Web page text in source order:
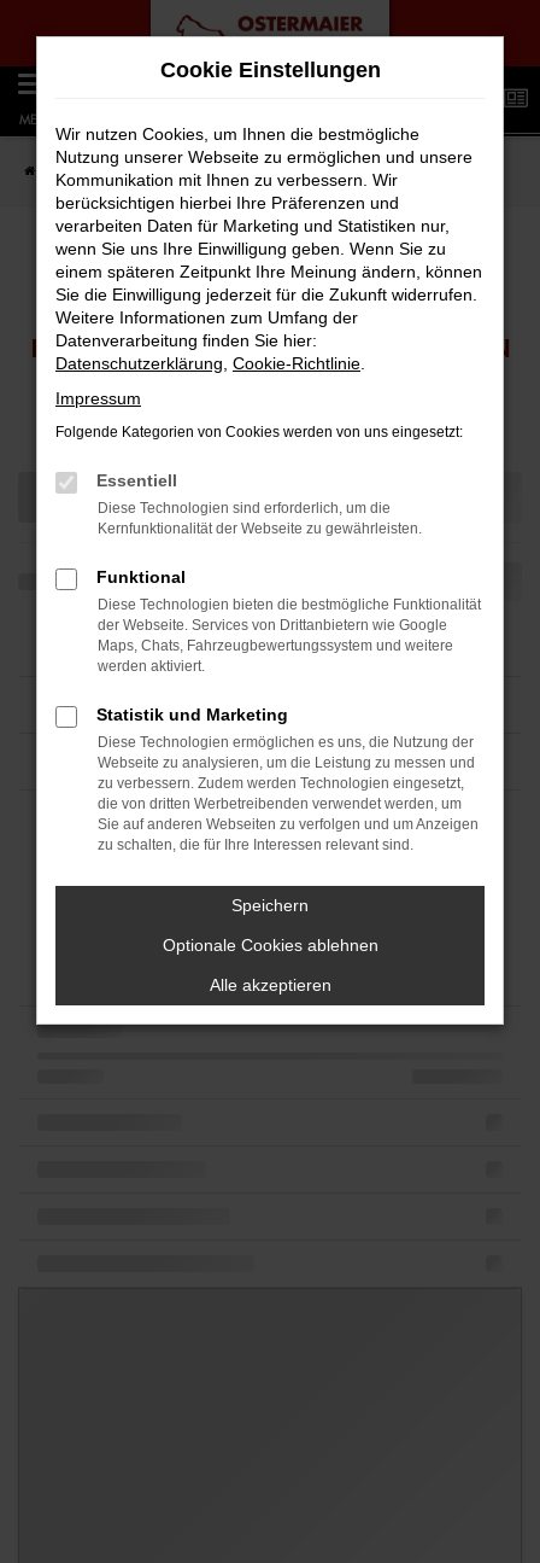
Zum
Hauptinhalt
springen
MENÜ
Startseite FAHRZEUGANGEBOTE Fahrzeugauswahl
FAHRZEUGSUCHE
DURCHSUCHEN SIE UNSEREN VERFÜGBAREN
Cookie Einstellungen
Wir nutzen Cookies, um Ihnen die bestmögliche
Nutzung unserer Webseite zu ermöglichen und unsere
Kommunikation mit Ihnen zu verbessern. Wir
berücksichtigen hierbei Ihre Präferenzen und
verarbeiten Daten für Marketing und Statistiken nur,
wenn Sie uns Ihre Einwilligung geben. Wenn Sie zu
einem späteren Zeitpunkt Ihre Meinung ändern, können
Sie die Einwilligung jederzeit für die Zukunft widerrufen.
Weitere Informationen zum Umfang der
Datenverarbeitung finden Sie hier:
Datenschutzerklärung Cookie-Richtlinie
Impressum
Folgende Kategorien von Cookies werden von uns eingesetzt:
Essentiell
Diese Technologien sind erforderlich, um die
Kernfunktionalität der Webseite zu gewährleisten.
Funktional
Diese Technologien bieten die bestmögliche Funktionalität
der Webseite. Services von Drittanbietern wie Google
Maps, Chats, Fahrzeugbewertungssystem und weitere
werden aktiviert.
Statistik und Marketing
Diese Technologien ermöglichen es uns, die Nutzung der
Webseite zu analysieren, um die Leistung zu messen und
zu verbessern. Zudem werden Technologien eingesetzt,
die von dritten Werbetreibenden verwendet werden, um
Sie auf anderen Webseiten zu verfolgen und um Anzeigen
zu schalten, die für Ihre Interessen relevant sind.
Speichern
Optionale Cookies ablehnen
Alle akzeptieren